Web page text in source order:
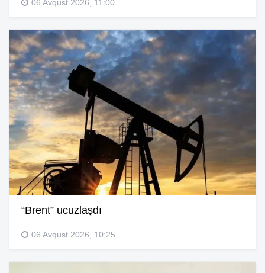
06 Avqust 2026, 11:00
“Brent” ucuzlaşdı
06 Avqust 2026, 10:25